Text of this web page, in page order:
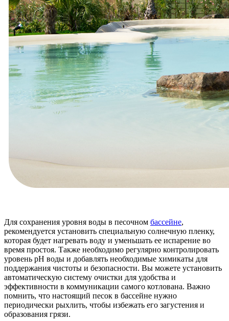
Для сохранения уровня воды в песочном бассейне,
рекомендуется установить специальную солнечную пленку,
которая будет нагревать воду и уменьшать ее испарение во
время простоя. Также необходимо регулярно контролировать
уровень рН воды и добавлять необходимые химикаты для
поддержания чистоты и безопасности. Вы можете установить
автоматическую систему очистки для удобства и
эффективности в коммуникации самого котлована. Важно
помнить, что настоящий песок в бассейне нужно
периодически рыхлить, чтобы избежать его загустения и
образования грязи.